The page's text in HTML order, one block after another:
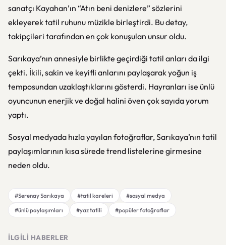
sanatçı Kayahan’ın “Atın beni denizlere” sözlerini
ekleyerek tatil ruhunu müzikle birleştirdi. Bu detay,
takipçileri tarafından en çok konuşulan unsur oldu.
Sarıkaya’nın annesiyle birlikte geçirdiği tatil anları da ilgi
çekti. İkili, sakin ve keyifli anlarını paylaşarak yoğun iş
temposundan uzaklaştıklarını gösterdi. Hayranları ise ünlü
oyuncunun enerjik ve doğal halini öven çok sayıda yorum
yaptı.
Sosyal medyada hızla yayılan fotoğraflar, Sarıkaya’nın tatil
paylaşımlarının kısa sürede trend listelerine girmesine
neden oldu.
#Serenay Sarıkaya #tatil kareleri
#sosyal medya
#ünlü paylaşımları
#yaz tatili #popüler fotoğraflar
İLGILI HABERLER